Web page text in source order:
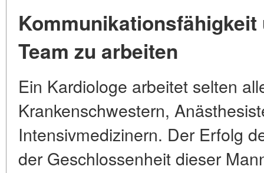
Team zu arbeiten
Ein Kardiologe arbeitet selten
Krankenschwestern,
Intensivmedizinern. Der Erfolg
der Geschlossenheit dieser